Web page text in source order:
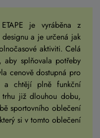
je vyráběna z
a je určená jak
aktiviti. Celá
aby splňovala potřeby
cenově dostupná pro
a chtějí plně funkční
trhu již dlouhou dobu,
sportovního oblečení
si v tomto oblečení